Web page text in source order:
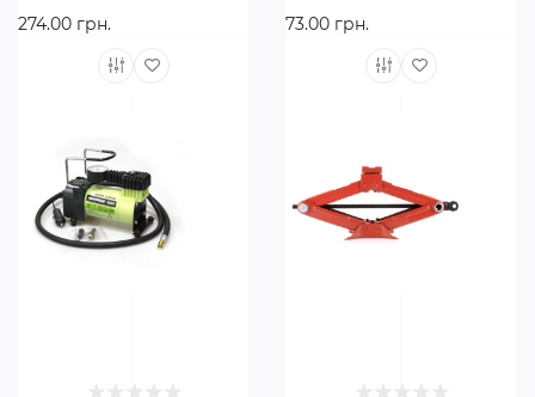
274.00 грн. 73.00 грн.